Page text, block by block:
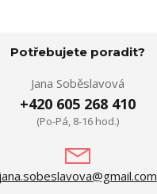
Potřebujete poradit?
Jana Soběslavová
+420 605 268 410
(Po-Pá, 8-16 hod.)
jana.sobeslavova@gmail.com